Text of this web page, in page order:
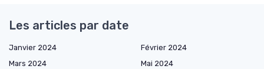
Les articles par date
Janvier 2024
Février 2024
Mars 2024
Mai 2024